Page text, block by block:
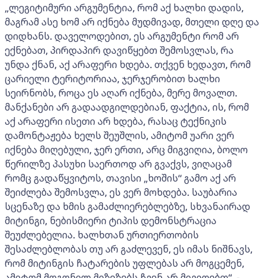
„ლეგიტიმური არგუმენტია, რომ აქ ხალხი დადის,
მაგრამ ასე ხომ არ იქნება მუდმივად, მთელი დღე და
დიდხანს. დაველოდებით, ეს არგუმენტი რომ არ
ექნებათ, პირდაპირ დავიწყებთ შემოსვლას, რა
უნდა ქნან, აქ არაფერი ხდება. თქვენ ხედავთ, რომ
ცარიელი ტერიტორიაა, ჯერჯერობით ხალხი
სეირნობს, როცა ეს აღარ იქნება, მერე მოვალთ.
მანქანები არ გადაადგილდებიან, ფაქტია, ის, რომ
აქ არაფერი ისეთი არ ხდება, რასაც ტექნიკის
დამონტაჟება ხელს შეუშლის, ამიტომ უარი ვერ
იქნება მიღებული, ჯერ ერთი, არც მიგვიღია, ბოლო
წერილზე პასუხი საერთოდ არ გვაქვს, ვიღაცამ
რომც გადაწყვიტოს, თავისი „ხოშის“ გამო აქ არ
შეიძლება შემოსვლა, ეს ვერ მოხდება. საუბარია
სცენაზე და ხმის გამაძლიერებლებზე, სხვანაირად
მიტინგი, ნებისმიერი ტიპის დემონსტრაცია
შეუძლებელია. ხალხთან ურთიერთობის
შესაძლებლობას თუ არ გაძლევენ, ეს იმას ნიშნავს,
რომ მიტინგის ჩატარების უფლებას არ მოგცემენ,